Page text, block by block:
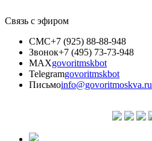
Связь с эфиром
СМС+7 (925) 88-88-948
Звонок+7 (495) 73-73-948
MAXgovoritmskbot
Telegramgovoritmskbot
Письмоinfo@govoritmoskva.ru